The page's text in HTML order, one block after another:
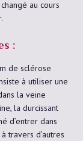
au cours
:
de sclérose
à utiliser une
la veine
la durcissant
d’entrer dans
travers d’autres